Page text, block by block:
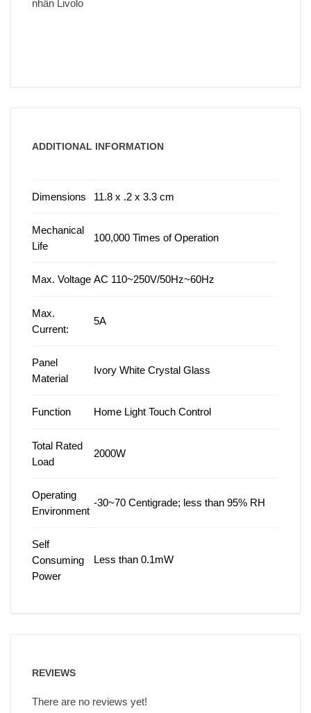
ADDITIONAL INFORMATION
Dimensions 11.8 x .2 x 3.3 cm
Mechanical
Life
100,000 Times of Operation
Max. Voltage AC 110~250V/50Hz~60Hz
Max.
Current:
5A
Panel
Material
Ivory White Crystal Glass
Function Home Light Touch Control
Total Rated
Load
2000W
Operating
Environment
-30~70 Centigrade; less than 95% RH
Self
Consuming
Power
Less than 0.1mW
REVIEWS
There are no reviews yet!